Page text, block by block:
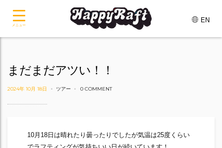
EN
まだまだアツい！！
2024年 10月 18日 ツアー 0 COMMENT
10月18日は晴れたり曇ったりでしたが気温は25度くらい
メニュー